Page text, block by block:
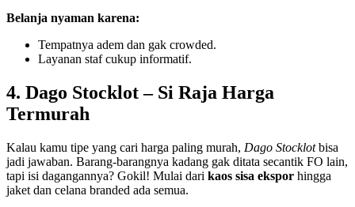
Belanja nyaman karena:
Tempatnya adem dan gak crowded.
Layanan staf cukup informatif.
4. Dago Stocklot – Si Raja Harga
Termurah
Kalau kamu tipe yang cari harga paling murah, Dago Stocklotbisa
jadi jawaban. Barang-barangnya kadang gak ditata secantik FO lain,
tapi isi dagangannya? Gokil! Mulai dari kaos sisa ekspor hingga
jaket dan celana branded ada semua.